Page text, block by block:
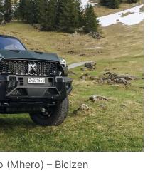
(Mhero) – Bicizen